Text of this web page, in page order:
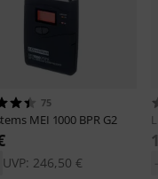
75
MEI 1000 BPR G2
UVP: 246,50 €